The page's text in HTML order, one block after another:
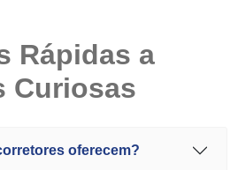
Rápidas a
Curiosas
oferecem?